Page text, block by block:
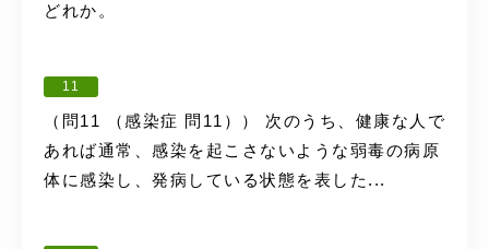
どれか。
11
（問11 （感染症 問11）） 次のうち、健康な人で
あれば通常、感染を起こさないような弱毒の病原
体に感染し、発病している状態を表した...